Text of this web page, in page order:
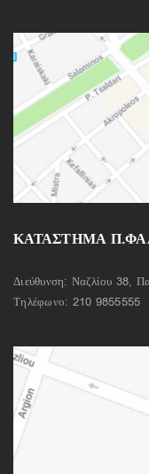
ΚΑΤΑΣΤΗΜΑ
Διεύθυνση: Ναζλίου 38,
Τηλέφωνο: 210 9855555